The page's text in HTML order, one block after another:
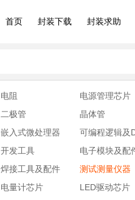
首页 封装下载 封装求助
电阻
电源管理芯片
二极管
晶体管
嵌入式微处理器
可编程逻辑及
开发工具
电子模块及配
焊接工具及配件
测试测量仪器
电量计芯片
LED驱动芯片